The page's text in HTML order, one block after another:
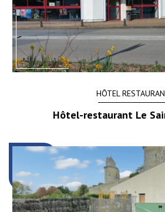
HÔTEL
Hôtel-restaurant Le